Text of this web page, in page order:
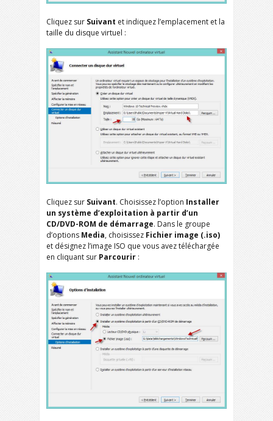
Cliquez sur Suivant et indiquez l’emplacement et la
taille du disque virtuel :
Cliquez sur Suivant. Choisissez l’option Installer
un système d’exploitation à partir d’un
CD/DVD-ROM de démarrage. Dans le groupe
d’options Media, choisissez Fichier image (.iso)
et désignez l’image ISO que vous avez téléchargée
en cliquant sur Parcourir :